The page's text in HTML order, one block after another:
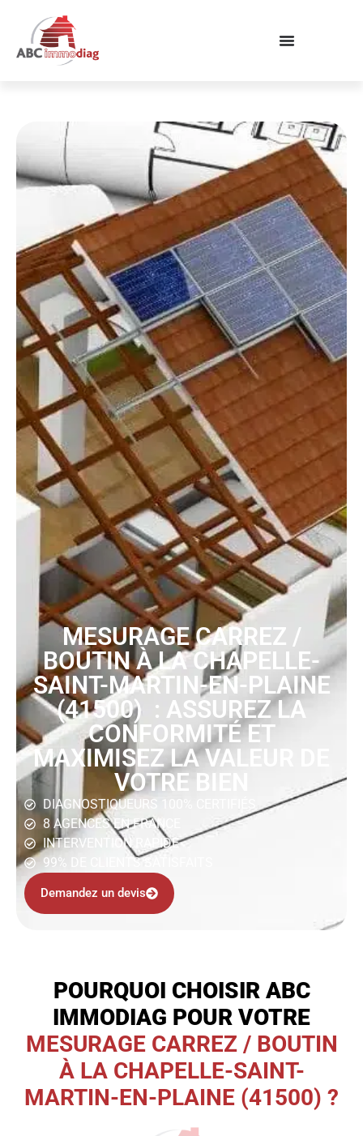
MESURAGE CARREZ /
BOUTIN À LA CHAPELLE-
SAINT-MARTIN-EN-PLAINE
(41500) : ASSUREZ LA
CONFORMITÉ ET
MAXIMISEZ LA VALEUR DE
VOTRE BIEN
DIAGNOSTIQUEURS 100% CERTIFIÉS
8 AGENCES EN FRANCE
INTERVENTION RAPIDE
99% DE CLIENTS SATISFAITS
Demandez un devis
POURQUOI CHOISIR ABC
IMMODIAG POUR VOTRE
MESURAGE CARREZ / BOUTIN
À LA CHAPELLE-SAINT-
MARTIN-EN-PLAINE (41500) ?